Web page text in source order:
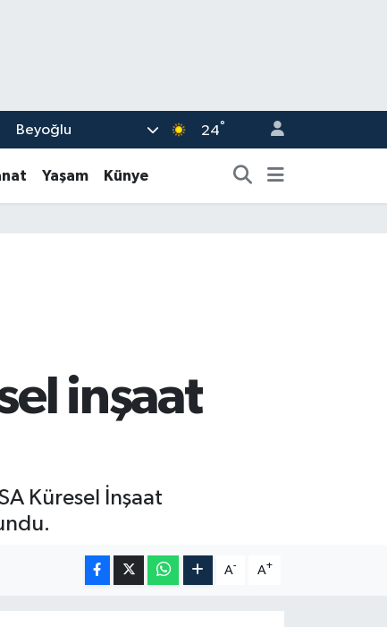
Beyoğlu 24°
Yaşam Künye
inşaat
Küresel İnşaat
A- A+